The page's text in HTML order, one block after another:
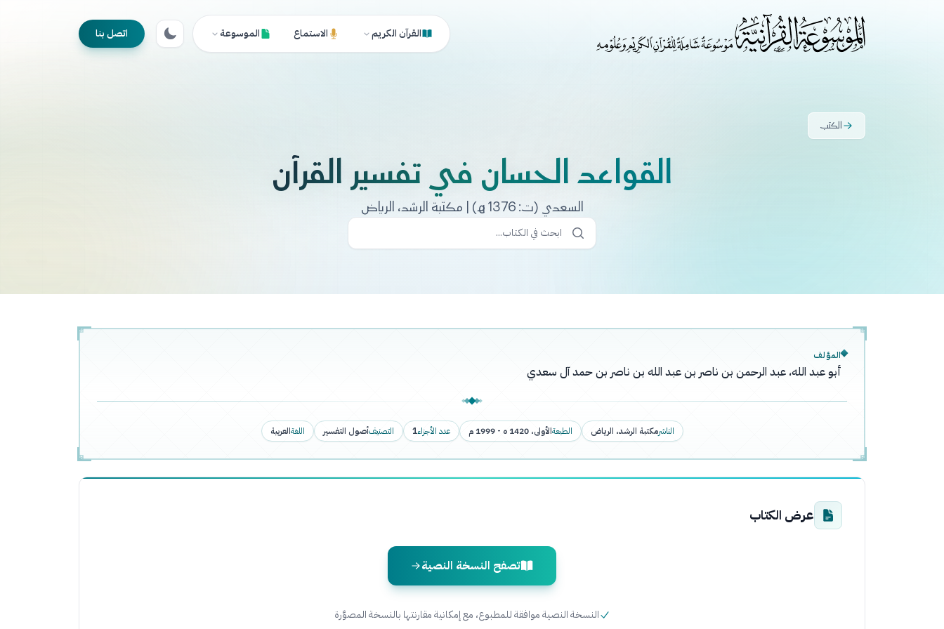
القرآن الكريم الاستماع الموسوعة اتصل بنا
الكتب
القواعد الحسان في تفسير القرآن
السعدي (ت: 1376 هـ) | مكتبة الرشد، الرياض
المؤلف
أبو عبد الله، عبد الرحمن بن ناصر بن عبد الله بن ناصر بن حمد آل سعدي
الناشرمكتبة الرشد، الرياض الطبعةالأولى، 1420 ه - 1999 م عدد الأجزاء1 التصنيفأصول التفسير اللغةالعربية
عرض الكتاب
تصفح النسخة النصية
النسخة النصية موافقة للمطبوع، مع إمكانية مقارنتها بالنسخة المصوَّرة